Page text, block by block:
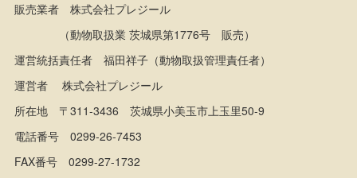
個人情報の取扱について
販売業者 株式会社プレジール
（動物取扱業 茨城県第1776号 販売）
運営統括責任者 福田祥子（動物取扱管理責任者）
運営者 株式会社プレジール
所在地 〒311-3436 茨城県小美玉市上玉里50-9
電話番号 0299-26-7453
FAX番号 0299-27-1732